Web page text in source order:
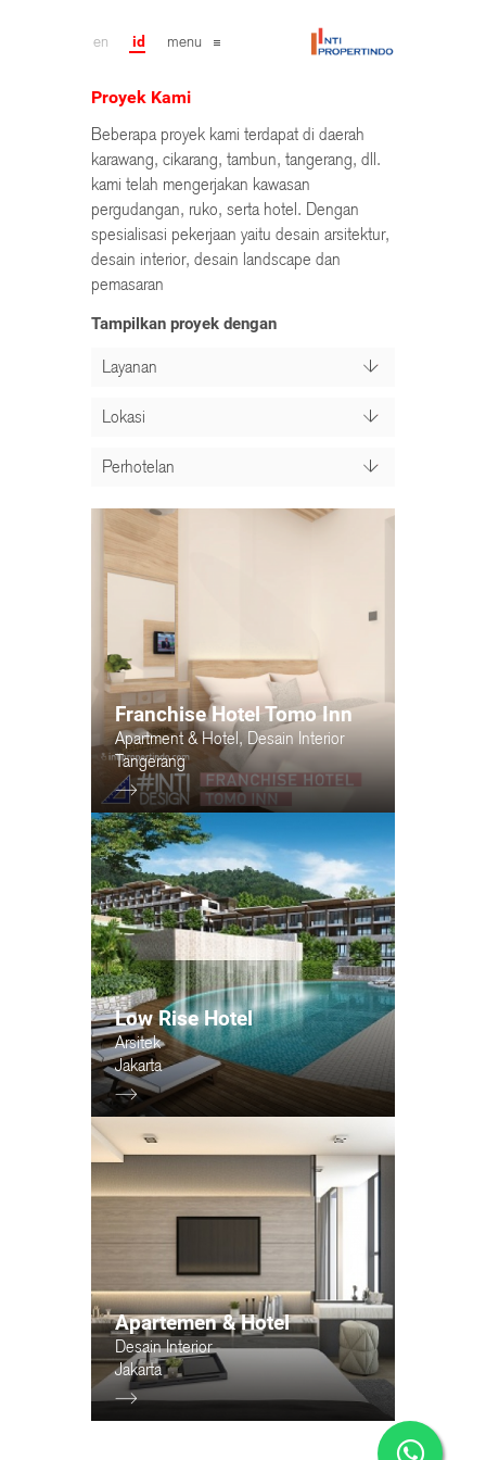
en id menu
Proyek Kami
Beberapa proyek kami terdapat di daerah
karawang, cikarang, tambun, tangerang, dll.
kami telah mengerjakan kawasan
pergudangan, ruko, serta hotel. Dengan
spesialisasi pekerjaan yaitu desain arsitektur,
desain interior, desain landscape dan
pemasaran
Tampilkan proyek dengan
Layanan
Lokasi
Perhotelan
Franchise Hotel Tomo Inn
Apartment & Hotel ,Desain Interior
Tangerang
Low Rise Hotel
Arsitek
Jakarta
Apartemen & Hotel
Desain Interior
Jakarta